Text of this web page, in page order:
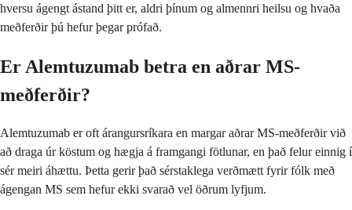
hversu ágengt ástand þitt er, aldri þínum og almennri heilsu og hvaða
meðferðir þú hefur þegar prófað.
Er Alemtuzumab betra en aðrar MS-
meðferðir?
Alemtuzumab er oft árangursríkara en margar aðrar MS-meðferðir við
að draga úr köstum og hægja á framgangi fötlunar, en það felur einnig í
sér meiri áhættu. Þetta gerir það sérstaklega verðmætt fyrir fólk með
ágengan MS sem hefur ekki svarað vel öðrum lyfjum.